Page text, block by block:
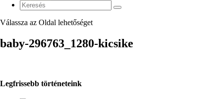
Válassza az Oldal lehetőséget
baby-296763_1280-kicsike
Legfrissebb történeteink